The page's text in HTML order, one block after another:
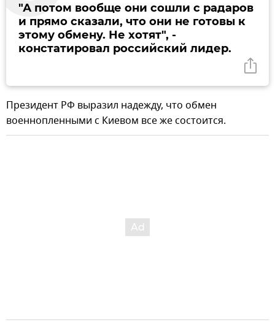
"А потом вообще они сошли с радаров
и прямо сказали, что они не готовы к
этому обмену. Не хотят", -
констатировал российский лидер.
Президент РФ выразил надежду, что обмен
военнопленными с Киевом все же состоится.